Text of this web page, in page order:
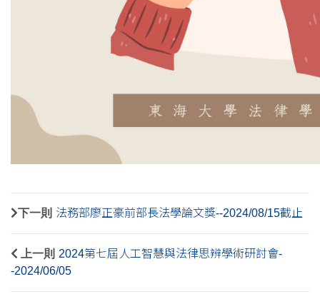
下一則 法務部廖正豪前部長法學論文獎--2024/08/15截止
上一則 2024第七屆人工智慧與法律思辨學術研討會-
-2024/06/05